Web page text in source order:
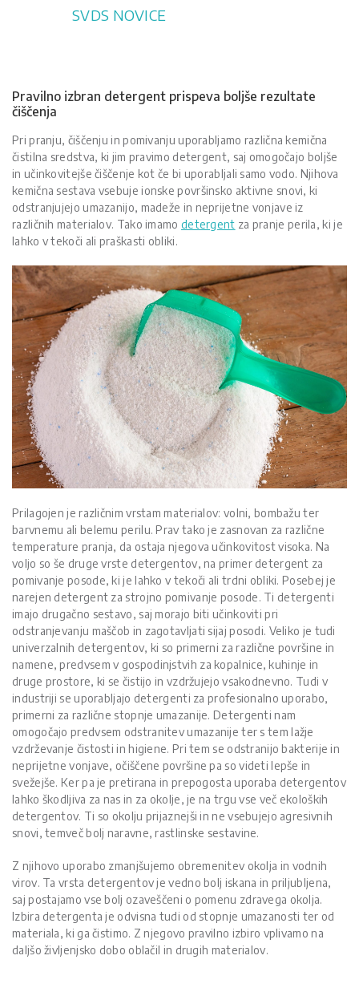
SVDS NOVICE
Pravilno izbran detergent prispeva boljše rezultate
čiščenja
Pri pranju, čiščenju in pomivanju uporabljamo različna kemična
čistilna sredstva, ki jim pravimo detergent, saj omogočajo boljše
in učinkovitejše čiščenje kot če bi uporabljali samo vodo. Njihova
kemična sestava vsebuje ionske površinsko aktivne snovi, ki
odstranjujejo umazanijo, madeže in neprijetne vonjave iz
različnih materialov. Tako imamo detergent za pranje perila, ki je
lahko v tekoči ali praškasti obliki.
Prilagojen je različnim vrstam materialov: volni, bombažu ter
barvnemu ali belemu perilu. Prav tako je zasnovan za različne
temperature pranja, da ostaja njegova učinkovitost visoka. Na
voljo so še druge vrste detergentov, na primer detergent za
pomivanje posode, ki je lahko v tekoči ali trdni obliki. Posebej je
narejen detergent za strojno pomivanje posode. Ti detergenti
imajo drugačno sestavo, saj morajo biti učinkoviti pri
odstranjevanju maščob in zagotavljati sijaj posodi. Veliko je tudi
univerzalnih detergentov, ki so primerni za različne površine in
namene, predvsem v gospodinjstvih za kopalnice, kuhinje in
druge prostore, ki se čistijo in vzdržujejo vsakodnevno. Tudi v
industriji se uporabljajo detergenti za profesionalno uporabo,
primerni za različne stopnje umazanije. Detergenti nam
omogočajo predvsem odstranitev umazanije ter s tem lažje
vzdrževanje čistosti in higiene. Pri tem se odstranijo bakterije in
neprijetne vonjave, očiščene površine pa so videti lepše in
svežejše. Ker pa je pretirana in prepogosta uporaba detergentov
lahko škodljiva za nas in za okolje, je na trgu vse več ekoloških
detergentov. Ti so okolju prijaznejši in ne vsebujejo agresivnih
snovi, temveč bolj naravne, rastlinske sestavine.
Z njihovo uporabo zmanjšujemo obremenitev okolja in vodnih
virov. Ta vrsta detergentov je vedno bolj iskana in priljubljena,
saj postajamo vse bolj ozaveščeni o pomenu zdravega okolja.
Izbira detergenta je odvisna tudi od stopnje umazanosti ter od
materiala, ki ga čistimo. Z njegovo pravilno izbiro vplivamo na
daljšo življenjsko dobo oblačil in drugih materialov.